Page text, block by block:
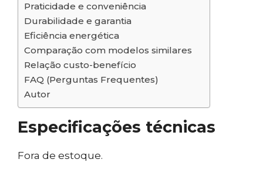
Praticidade e conveniência
Durabilidade e garantia
Eficiência energética
Comparação com modelos similares
Relação custo-benefício
FAQ (Perguntas Frequentes)
Autor
Especificações técnicas
Fora de estoque.